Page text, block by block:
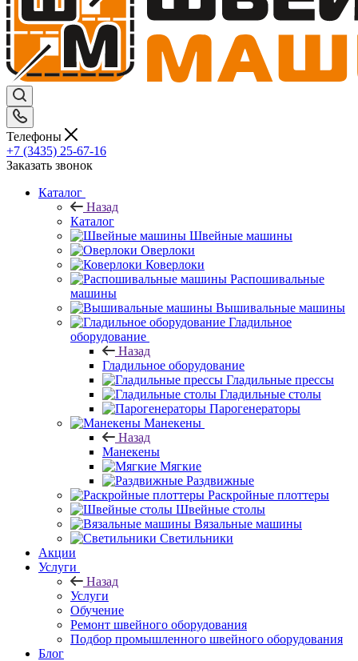
Телефоны
+7 (3435) 25-67-16
Заказать звонок
Каталог
Назад
Каталог
Швейные машины
Оверлоки
Коверлоки
Распошивальные
машины
Вышивальные машины
Гладильное
оборудование
Назад
Гладильное оборудование
Гладильные прессы
Гладильные столы
Парогенераторы
Манекены
Назад
Манекены
Мягкие
Раздвижные
Раскройные плоттеры
Швейные столы
Вязальные машины
Светильники
Акции
Услуги
Назад
Услуги
Обучение
Ремонт швейного оборудования
Подбор промышленного швейного оборудования
Блог